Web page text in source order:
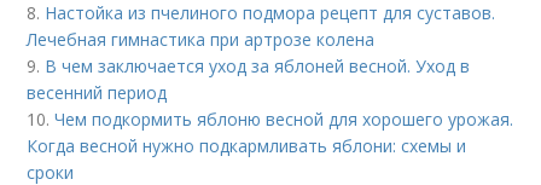
8. Настойка из пчелиного подмора рецепт для суставов.
Лечебная гимнастика при артрозе колена
9. В чем заключается уход за яблоней весной. Уход в
весенний период
10.Чем подкормить яблоню весной для хорошего урожая.
Когда весной нужно подкармливать яблони: схемы и
сроки